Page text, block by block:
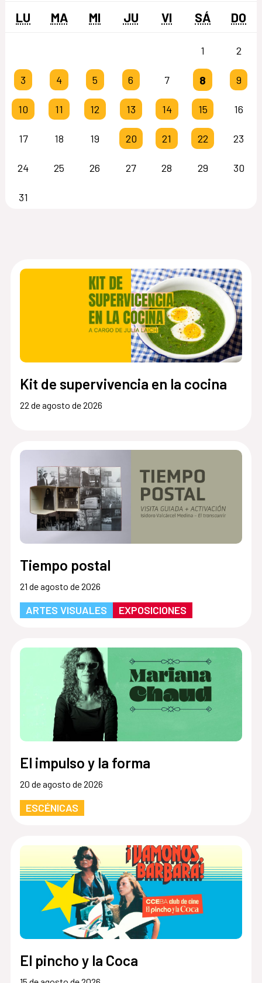
Kit de supervivencia en la cocina
22 de agosto de 2026
Tiempo postal
21 de agosto de 2026
ARTES VISUALES EXPOSICIONES
El impulso y la forma
20 de agosto de 2026
ESCÉNICAS
El pincho y la Coca
LU MA MI JU VI SÁ DO
1 2
3 4 5 6 7 8 9
10 11 12 13 14 15 16
17 18 19 20 21 22 23
24 25 26 27 28 29 30
31